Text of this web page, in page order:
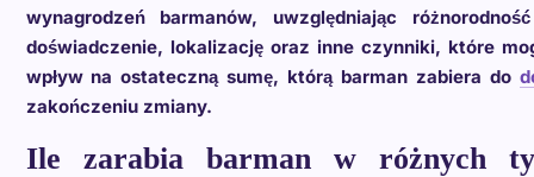
wynagrodzeń barmanów, uwzględniając
doświadczenie, lokalizację oraz inne czynniki, które
wpływ na ostateczną sumę, którą barman zabiera do
zakończeniu zmiany.
Ile zarabia barman w różnych